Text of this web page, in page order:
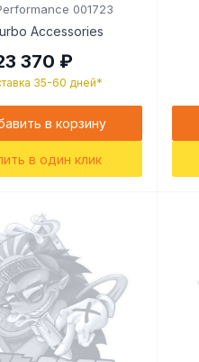
001723
Accessories
370 ₽
35-60 дней*
в корзину
в один клик